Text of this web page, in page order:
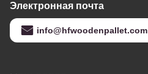
Электронная почта
info@hfwoodenpallet.com